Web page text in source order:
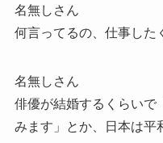
名無しさん
何言ってるの、仕事した
名無しさん
俳優が結婚するくらいで
みます」とか、日本は